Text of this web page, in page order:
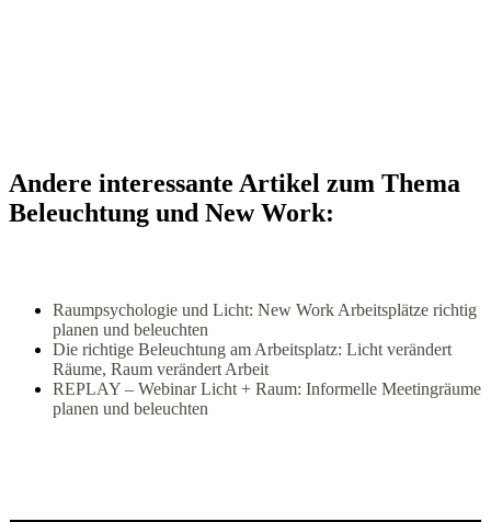
Andere interessante Artikel zum Thema
Beleuchtung und New Work:
Raumpsychologie und Licht: New Work Arbeitsplätze richtig
planen und beleuchten
Die richtige Beleuchtung am Arbeitsplatz: Licht verändert
Räume, Raum verändert Arbeit
REPLAY – Webinar Licht + Raum: Informelle Meetingräume
planen und beleuchten